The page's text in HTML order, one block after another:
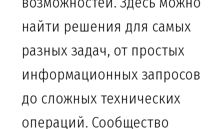
найти решения для самых
разных задач, от простых
информационных запросов
до сложных технических
операций. Сообщество